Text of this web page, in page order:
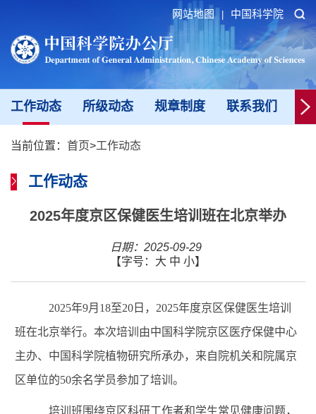
网站地图 中国科学院
工作动态 所级动态 规章制度 联系我们 新
当前位置： 首页>工作动态
工作动态
2025年度京区保健医生培训班在北京举办
日期：2025-09-29
【字号： 大 中 小】
2025年9月 18至20 日， 2025年度京区保健医生培训
班在北京举行。本次培训由中国科学院京区医疗保健中心
主办、中国科学院植物研究所承办，来自院机关和院属京
区单位的50余名学员参加了培训。
培训班围绕京区科研工作者和学生常见健康问题，